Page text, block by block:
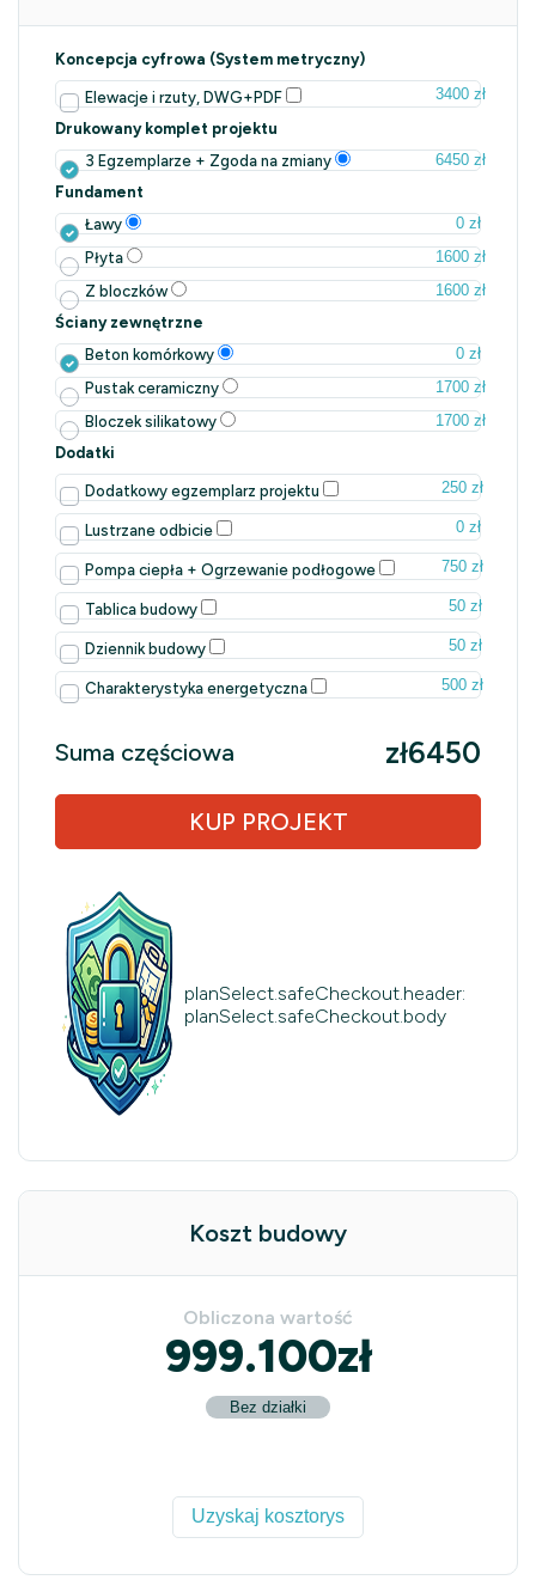
Koncepcja cyfrowa (System metryczny)
Elewacje i rzuty, DWG+PDF
3400 zł
Drukowany komplet projektu
3 Egzemplarze + Zgoda na zmiany
6450 zł
Fundament
Ławy
0 zł
Płyta
1600 zł
Z bloczków
1600 zł
Ściany zewnętrzne
Beton komórkowy
0 zł
Pustak ceramiczny
1700 zł
Bloczek silikatowy
1700 zł
Dodatki
Dodatkowy egzemplarz projektu 250 zł
Lustrzane odbicie 0 zł
Pompa ciepła + Ogrzewanie podłogowe 750 zł
Tablica budowy 50 zł
Dziennik budowy 50 zł
Charakterystyka energetyczna 500 zł
Suma częściowa zł6450
KUP PROJEKT
planSelect.safeCheckout.header:
planSelect.safeCheckout.body
Koszt budowy
Obliczona wartość
999.100zł
Bez działki
Uzyskaj kosztorys